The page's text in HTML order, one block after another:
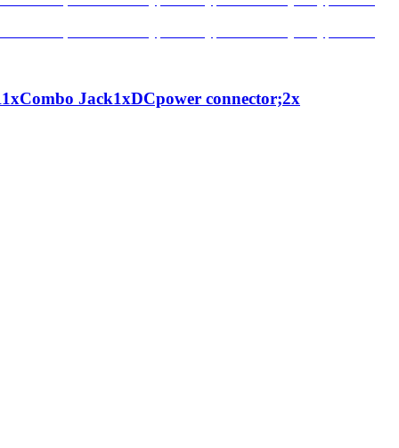
Jack1xDCpower connector;2x